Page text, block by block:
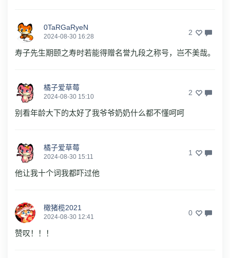
0TaRGaRyeN
2024-08-30 16:28 2
寿子先生期颐之寿时若能得赠名誉九段之称号，岂不美哉。
橘子爱草莓
2024-08-30 15:10 2
别看年龄大下的太好了我爷爷奶奶什么都不懂呵呵
橘子爱草莓
2024-08-30 15:11 1
他让我十个词我都吓过他
橄猪榄2021
2024-08-30 12:41 0
赞叹！！！